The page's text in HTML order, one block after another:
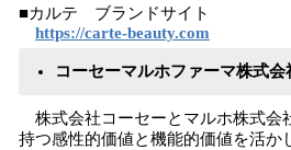
■カルテ ブランドサイト
https://carte-beauty.com
コーセーマルホファーマ株式会
株式会社コーセーとマルホ株式会
持つ感性的価値と機能的価値を活か